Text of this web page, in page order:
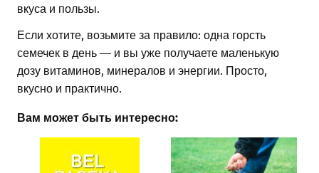
вкуса и пользы.
Если хотите, возьмите за правило: одна горсть
семечек в день — и вы уже получаете маленькую
дозу витаминов, минералов и энергии. Просто,
вкусно и практично.
Вам может быть интересно: